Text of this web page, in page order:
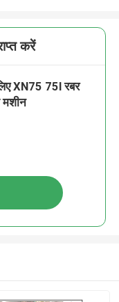
करें
XN75 75l रबर
मशीन